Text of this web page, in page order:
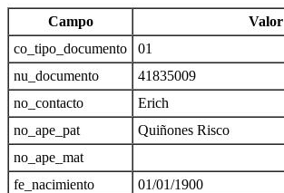
Campo
Valor
co_tipo_documento
01
nu_documento
41835009
no_contacto
Erich
no_ape_pat
Quiñones Risco
no_ape_mat
fe_nacimiento
01/01/1900